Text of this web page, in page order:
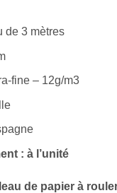
de 3 mètres
fine – 12g/m3
: à l’unité
de papier à